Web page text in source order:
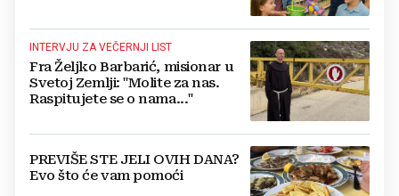
INTERVJU ZA VEČERNJI LIST
Fra Željko Barbarić, misionar u
Svetoj Zemlji: "Molite za nas.
Raspitujete se o nama..."
PREVIŠE STE JELI OVIH DANA?
Evo što će vam pomoći